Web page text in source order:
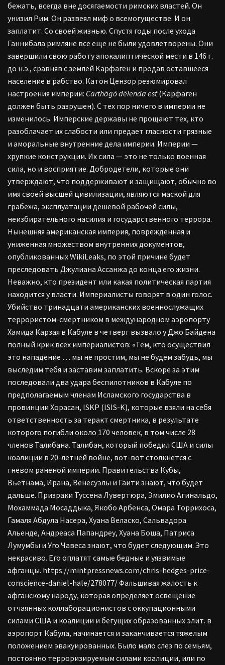
бежать, всегда вне досягаемости римских властей. Он
унизил Рим. Он развеял миф о всемогуществе. И он
заплатит. Со своей жизнью. Спустя годы после ухода
Ганнибала римляне все еще не были удовлетворены. Они
завершили свою работу апокалиптической мести в 146 г.
до н.э., сравняв с землей Карфаген и продав оставшееся
население в рабство. Катон Цензор резюмировал
настроения империи: Carthāgō dēlenda est(Карфаген
должен быть разрушен). С тех пор ничего в империи не
изменилось. Имперские державы не прощают тех, кто
разоблачает их слабости или предает гласности грязные
и аморальные внутренние дела империи. Империи —
хрупкие конструкции. Их сила — это не только военная
сила, но и восприятие. Добродетели, которые они
утверждают, что поддерживают и защищают, обычно во
имя своей высшей цивилизации, являются маской для
грабежа, эксплуатации дешевой рабочей силы,
неизбирательного насилия и государственного террора.
Нынешняя американская империя, поврежденная и
униженная множеством внутренних документов,
опубликованных WikiLeaks, по этой причине будет
преследовать Джулиана Ассанжа до конца его жизни.
Неважно, кто президент или какая политическая партия
находится у власти. Империалисты говорят в один голос.
Убийство тринадцати американских военнослужащих
террористом-смертником в международном аэропорту
Хамида Карзая в Кабуле в четверг вызвало у Джо Байдена
полный крик всех империалистов: «Тем, кто осуществил
это нападение … мы не простим, мы не будем забудь, мы
выследим тебя и заставим заплатить. Вскоре за этим
последовали два удара беспилотников в Кабуле по
предполагаемым членам Исламского государства в
провинции Хорасан, ISKP (ISIS-K), которые взяли на себя
ответственность за теракт смертника, в результате
которого погибли около 170 человек, в том числе 28
членов Талибана. Талибан, который победил США и силы
коалиции в 20-летней войне, вот-вот столкнется с
гневом раненой империи. Правительства Кубы,
Вьетнама, Ирана, Венесуэлы и Гаити знают, что будет
дальше. Призраки Туссена Лувертюра, Эмилио Агинальдо,
Мохаммада Мосаддыка, Якобо Арбенса, Омара Торрихоса,
Гамаля Абдула Насера, Хуана Веласко, Сальвадора
Альенде, Андреаса Папандреу, Хуана Боша, Патриса
Лумумбы и Уго Чавеса знают, что будет следующим. Это
некрасиво. Его оплатят самые бедные и уязвимые
афганцы. https://mintpressnews.com/chris-hedges-price-
conscience-daniel-hale/278077/ Фальшивая жалость к
афганскому народу, которая определяет освещение
отчаянных коллаборационистов с оккупационными
силами США и коалиции и бегущих образованных элит. в
аэропорт Кабула, начинается и заканчивается тяжелым
положением эвакуированных. Было мало слез по семьям,
постоянно терроризируемым силами коалиции, или по